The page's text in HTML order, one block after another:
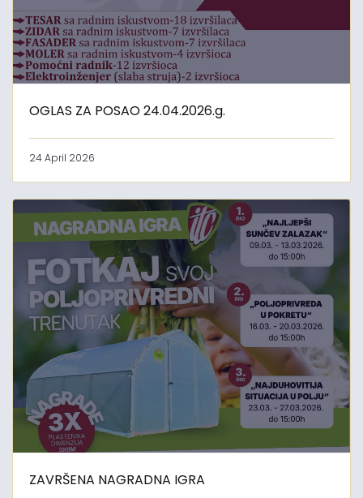
OGLAS ZA POSAO 24.04.2026.g.
24 April 2026
ZAVRŠENA NAGRADNA IGRA